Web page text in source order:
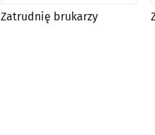
Zatrudnię brukarzy